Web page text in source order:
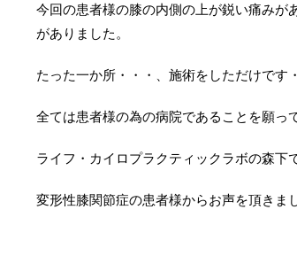
今回の患者様の膝の内側の上が鋭い痛みが
がありました。
たった一か所・・・、施術をしただけです
全ては患者様の為の病院であることを願っ
ライフ・カイロプラクティックラボの森下で
変形性膝関節症の患者様からお声を頂きま